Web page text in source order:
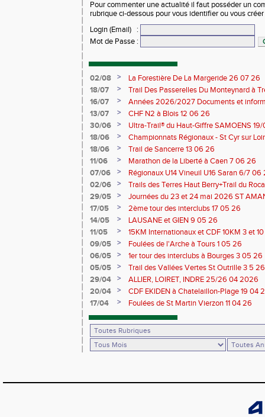
Pour commenter une actualité il faut posséder un
rubrique ci-dessous pour vous identifier ou vous
Login (Email)
:
Mot de Passe :
02/08 >
La Forestière De La Margeride 26 07 26
18/07
>
Trail Des Passerelles Du Monteynard à
16/07
>
Années 2026/2027 Documents et
13/07
>
CHF N2 à Blois 12 06 26
30/06
>
Ultra-Trail® du Haut-Giffre SAMOENS
18/06
>
Championnats Régionaux - St Cyr sur
Saran 13/14 06 26
18/06 >
Trail de Sancerre 13 06 26
11/06
>
Marathon de la Liberté à Caen 7 06 26
07/06
>
Régionaux U14 Vineuil U16 Saran 6/7 06
02/06
>
Trails des Terres Haut Berry+Trail du
du Berry 30/31 05 2026
29/05 >
Journées du 23 et 24 mai 2026 ST
17/05
>
2ème tour des interclubs 17 05 26
14/05
>
LAUSANE et GIEN 9 05 26
11/05
>
15KM Internationaux et CDF 10KM 3 et
09/05
>
Foulées de l'Arche à Tours 1 05 26
06/05
>
1er tour des interclubs à Bourges 3 05 26
05/05
>
Trail des Vallées Vertes St Outrille 3 5 26
29/04
>
ALLIER, LOIRET, INDRE 25/26 04 2026
20/04
>
CDF EKIDEN à Chatelaillon-Plage 19 04
17/04
> Foulées de St Martin Vierzon 11 04 26